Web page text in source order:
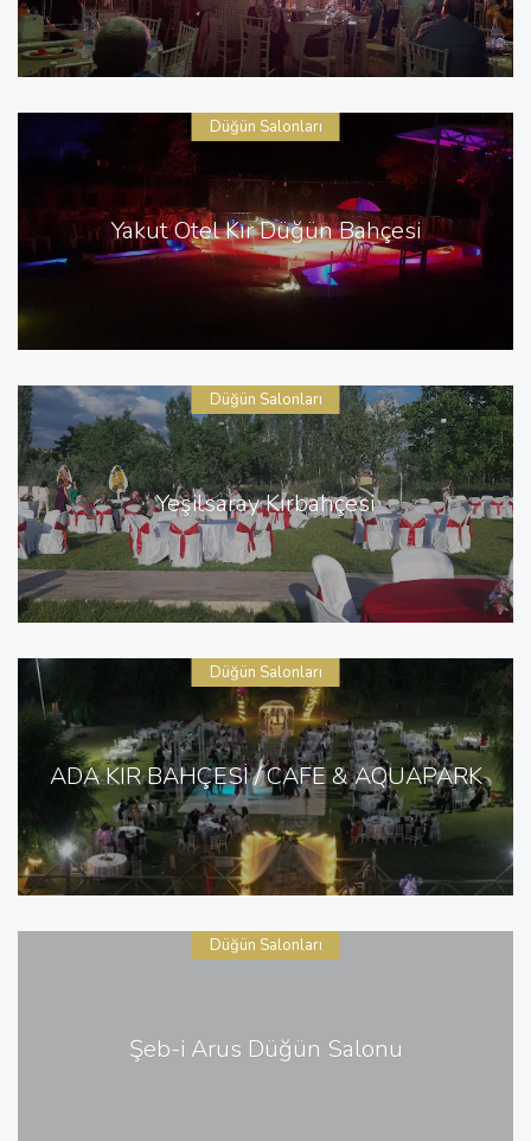
Yakut Otel Kır Düğün Bahçesi
Düğün Salonları
Yeşilsaray Kırbahçesi
Düğün Salonları
ADA KIR BAHÇESİ / CAFE & AQUAPARK
Düğün Salonları
Şeb-i Arus Düğün Salonu
Düğün Salonları